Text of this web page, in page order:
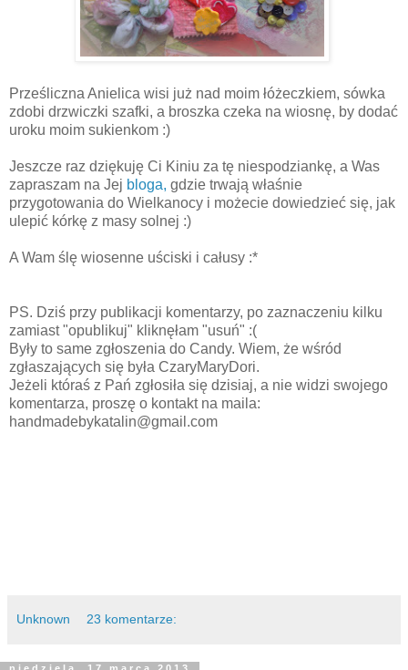
Prześliczna Anielica wisi już nad moim łóżeczkiem, sówka
zdobi drzwiczki szafki, a broszka czeka na wiosnę, by dodać
uroku moim sukienkom :)
Jeszcze raz dziękuję Ci Kiniu za tę niespodziankę, a Was
zapraszam na Jej bloga, gdzie trwają właśnie
przygotowania do Wielkanocy i możecie dowiedzieć się, jak
ulepić kórkę z masy solnej :)
A Wam ślę wiosenne uściski i całusy :*
PS. Dziś przy publikacji komentarzy, po zaznaczeniu kilku
zamiast "opublikuj" kliknęłam "usuń" :(
Były to same zgłoszenia do Candy. Wiem, że wśród
zgłaszających się była CzaryMaryDori.
Jeżeli któraś z Pań zgłosiła się dzisiaj, a nie widzi swojego
komentarza, proszę o kontakt na maila:
handmadebykatalin@gmail.com
Unknown 23 komentarze: